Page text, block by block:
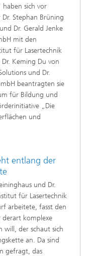
sich vor
Stephan Brüning
Dr. Gerald Jenke
mit den
für Lasertechnik
Keming Du von
und Dr.
beantragten sie
für Bildung und
„Die
und
entlang der
und Dr.
für Lasertechnik
arbeitete, fasst den
derart komplexe
will, der schaut sich
an. Da sind
gefragt, das